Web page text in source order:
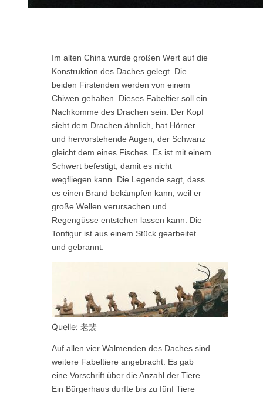
m alten China wurde großen Wert auf die
Konstruktion des Daches gelegt. Die
beiden Firstenden werden von einem
Chiwen gehalten. Dieses Fabeltier soll
ein
Nachkomme des Drachen sein. Der Kopf
sieht dem Drachen ähnlich, hat Hörner
und hervorstehende Augen, der Schwanz
gleicht dem eines Fisches. Es ist mit einem
Schwert befestigt, damit es nicht
wegfliegen kann. Die Legende sagt, dass
es einen Brand bekämpfen kann, weil er
große Wellen verursachen und
Regengüsse entstehen lassen kann. Die
Tonfigur ist aus einem Stück gearbeitet
und gebrannt.
Quelle: 老裴
Auf allen vier Walmenden des Daches sind
weitere Fabeltiere angebracht. Es gab
eine Vorschrift über die Anzahl der Tiere.
Ein Bürgerhaus durfte bis zu fünf Tiere